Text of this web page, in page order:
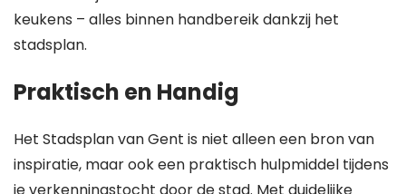
keukens – alles binnen handbereik dankzij het
stadsplan.
Praktisch en Handig
Het Stadsplan van Gent is niet alleen een bron van
inspiratie, maar ook een praktisch hulpmiddel tijdens